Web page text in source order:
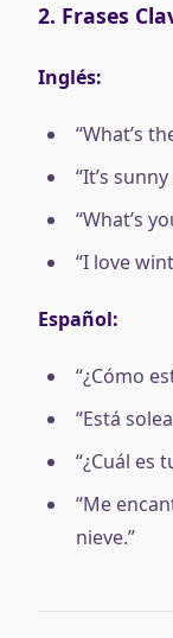
2. Frases
Inglés:
“What’s
“It’s
“What’s
“I love
Español:
“¿Cómo
“Está
“¿Cuál es
“Me
nieve.”